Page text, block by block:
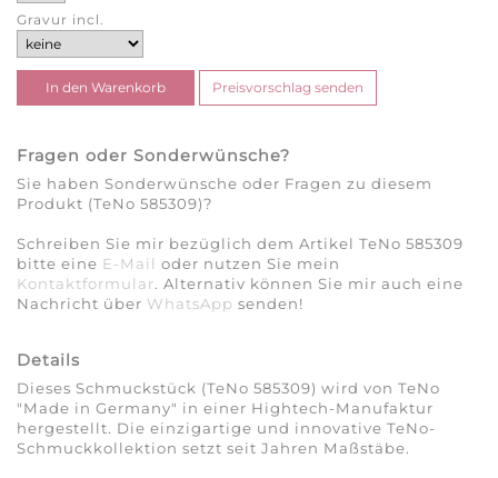
Gravur incl.
Fragen oder Sonderwünsche?
Sie haben Sonderwünsche oder Fragen zu diesem
Produkt (TeNo 585309)?
Schreiben Sie mir bezüglich dem Artikel TeNo 585309
bitte eine E-Mail oder nutzen Sie mein
Kontaktformular. Alternativ können Sie mir auch eine
Nachricht über WhatsApp senden!
Details
Dieses Schmuckstück (TeNo 585309) wird von TeNo
"Made in Germany" in einer Hightech-Manufaktur
hergestellt. Die einzigartige und innovative TeNo-
Schmuckkollektion setzt seit Jahren Maßstäbe.